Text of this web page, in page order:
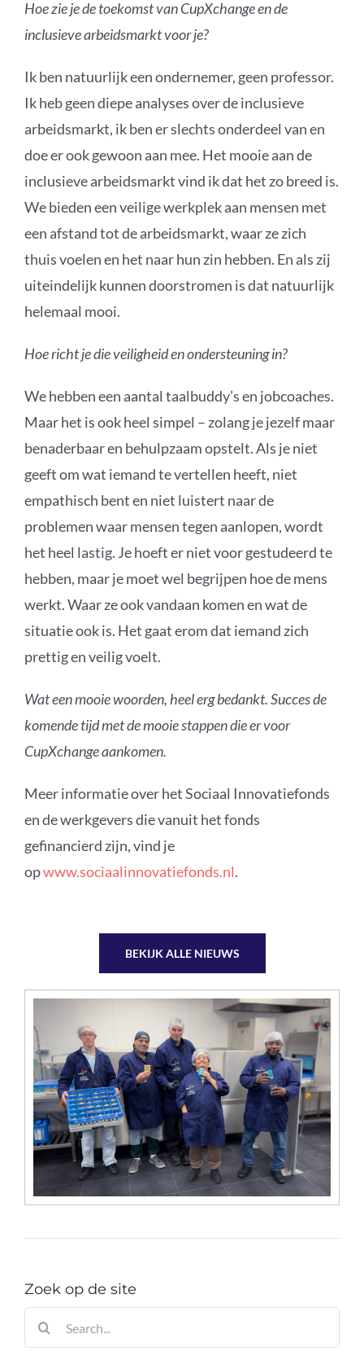
Hoe zie je de toekomst van CupXchange en de
inclusieve arbeidsmarkt voor je?
Ik ben natuurlijk een ondernemer, geen professor.
Ik heb geen diepe analyses over de inclusieve
arbeidsmarkt, ik ben er slechts onderdeel van en
doe er ook gewoon aan mee. Het mooie aan de
inclusieve arbeidsmarkt vind ik dat het zo breed is.
We bieden een veilige werkplek aan mensen met
een afstand tot de arbeidsmarkt, waar ze zich
thuis voelen en het naar hun zin hebben. En als zij
uiteindelijk kunnen doorstromen is dat natuurlijk
helemaal mooi.
Hoe richt je die veiligheid en ondersteuning in?
We hebben een aantal taalbuddy’s en jobcoaches.
Maar het is ook heel simpel – zolang je jezelf maar
benaderbaar en behulpzaam opstelt. Als je niet
geeft om wat iemand te vertellen heeft, niet
empathisch bent en niet luistert naar de
problemen waar mensen tegen aanlopen, wordt
het heel lastig. Je hoeft er niet voor gestudeerd te
hebben, maar je moet wel begrijpen hoe de mens
werkt. Waar ze ook vandaan komen en wat de
situatie ook is. Het gaat erom dat iemand zich
prettig en veilig voelt.
Wat een mooie woorden, heel erg bedankt. Succes de
komende tijd met de mooie stappen die er voor
CupXchange aankomen.
Meer informatie over het Sociaal Innovatiefonds
en de werkgevers die vanuit het fonds
gefinancierd zijn, vind je
opwww.sociaalinnovatiefonds.nl.
BEKIJK ALLE NIEUWS
Zoek op de site
Zoeken
naar: